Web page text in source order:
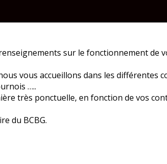
sur le fonctionnement de
vous accueillons dans les différentes
…..
très ponctuelle, en fonction de vos
du BCBG.